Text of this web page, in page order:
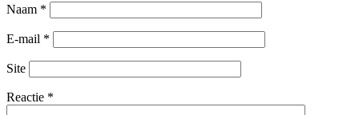
Naam *
E-mail *
Site
Reactie *